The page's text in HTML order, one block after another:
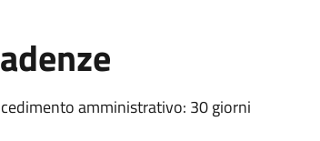
amministrativo: 30 giorni